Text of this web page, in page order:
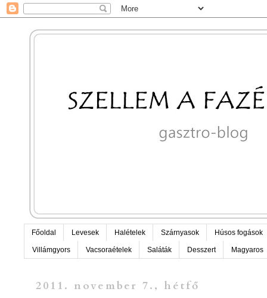
Főoldal Levesek Halételek Szárnyasok Húsos fogások
Villámgyors Vacsoraételek Saláták Desszert Magyaros
2011. november 7., hétfő